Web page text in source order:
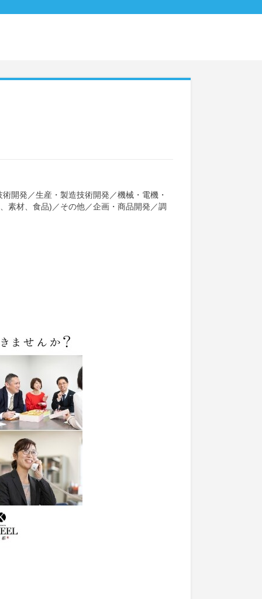
術開発 ／生産・製造技術開発 ／機械・電機・
素材、食品) ／その他／企画・商品開発 ／調